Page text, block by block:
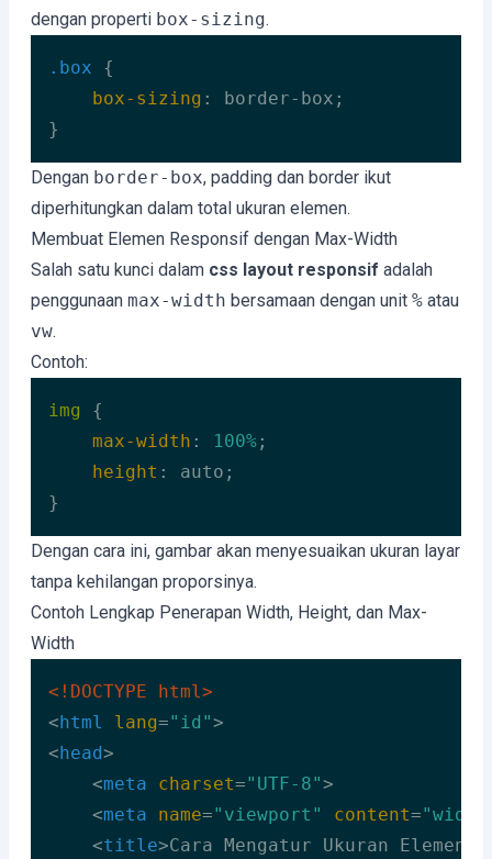
dengan properti box-sizing.
.box {
box-sizing : border-box;
}
Code language: CSS ( css)
Dengan border-box, padding dan border ikut
diperhitungkan dalam total ukuran elemen.
Membuat Elemen Responsif dengan Max-Width
Salah satu kunci dalam css layout responsif adalah
penggunaan max-width bersamaan dengan unit % atau
vw.
Contoh:
img
{
max-width : 100% ;
height : auto;
}
Code language: CSS (css)
Dengan cara ini, gambar akan menyesuaikan ukuran layar
tanpa kehilangan proporsinya.
Contoh Lengkap Penerapan Width, Height, dan Max-
Width
<!DOCTYPE html>
<html lang="id">
<head>
<meta charset="UTF-8">
<meta name="viewport" content=
<title>Cara Mengatur Ukuran Elemen